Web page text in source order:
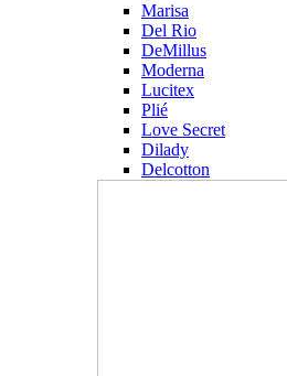
Marisa
Del Rio
DeMillus
Moderna
Lucitex
Plié
Love Secret
Dilady
Delcotton